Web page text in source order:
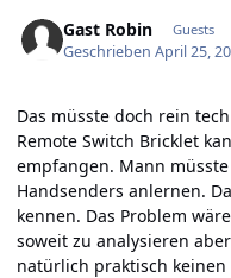
Gast Robin Guests
GeschriebenApril 25,
Das müsste doch rein
Remote Switch Bricklet
empfangen. Mann
Handsenders anlernen.
kennen. Das Problem
soweit zu analysieren
natürlich praktisch keinen